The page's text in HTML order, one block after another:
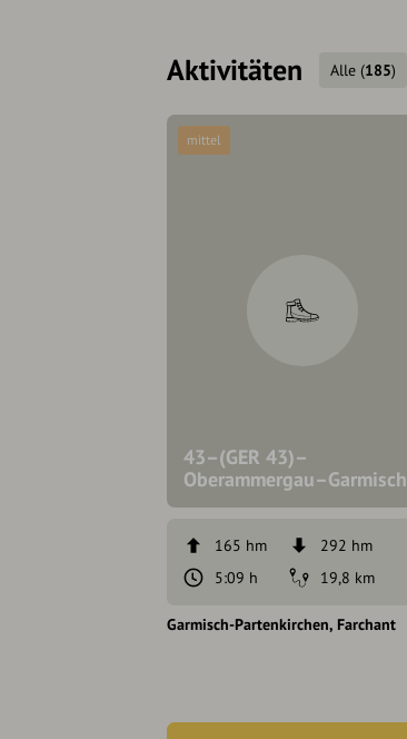
Aktivitäten Alle (185)
43–(GER 43)–
Oberammergau–Garmisch
mittel
165 hm
292 hm
5:09 h
19,8 km
Garmisch-Partenkirchen Farchant